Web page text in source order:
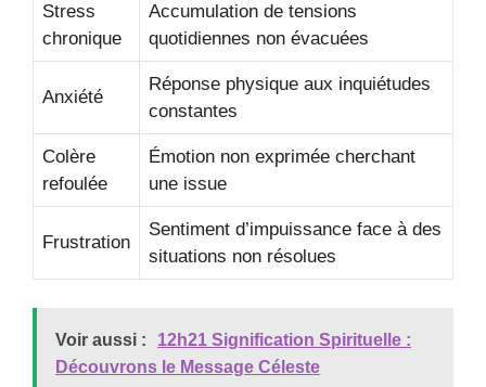
Stress
chronique
Accumulation de tensions
quotidiennes non évacuées
Anxiété
Réponse physique aux inquiétudes
constantes
Colère
refoulée
Émotion non exprimée cherchant
une issue
Frustration
Sentiment d’impuissance face à des
situations non résolues
Voir aussi :
12h21 Signification Spirituelle :
Découvrons le Message Céleste